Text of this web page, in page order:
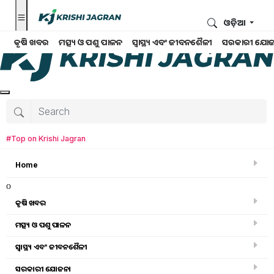
କୃଷି ଖବର ମତ୍ସ୍ୟ ଓ ପଶୁ ପାଳନ ସ୍ୱାସ୍ଥ୍ୟ ଏବଂ ଜୀବନଶୈଳୀ ସରକାରୀ
ଓଡ଼ିଆ
#Top on Krishi Jagran
Home
o
କୃଷି ଖବର
ମତ୍ସ୍ୟ ଓ ପଶୁ ପାଳନ
ସ୍ୱାସ୍ଥ୍ୟ ଏବଂ ଜୀବନଶୈଳୀ
ସରକାରୀ ଯୋଜନା
ସରକାରୀ ସ୍କିମ